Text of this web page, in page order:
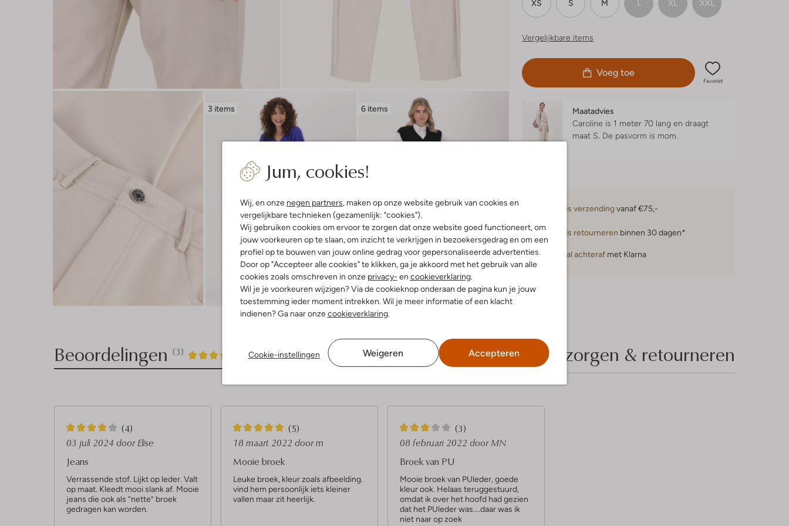
Jum, cookies!
Wij, en onze negen partners, maken op onze website gebruik van cookies en
vergelijkbare technieken (gezamenlijk: "cookies").
Wij gebruiken cookies om ervoor te zorgen dat onze website goed functioneert, om
jouw voorkeuren op te slaan, om inzicht te verkrijgen in bezoekersgedrag en om een
profiel op te bouwen van jouw online gedrag voor gepersonaliseerde advertenties.
Door op "Accepteer alle cookies" te klikken, ga je akkoord met het gebruik van alle
cookies zoals omschreven in onze privacy- en cookieverklaring.
Wil je je voorkeuren wijzigen? Via de cookieknop onderaan de pagina kun je jouw
toestemming ieder moment intrekken. Wil je meer informatie of een klacht
indienen? Ga naar onzecookieverklaring.
Cookie-instellingen Weigeren Accepteren
3 items
Ontdek de look
6 items
Ontdek de look
XS S M L XL XXL
Vergelijkbare items
Voeg toe
Favoriet
Maatadvies
Caroline is 1 meter 70 lang en draagt
maat S. De pasvorm is mom.
Gratis verzendingvanaf €75,-
Gratis retourneren binnen 30 dagen*
Betaal achteraf met Klarna
Product informatie
Beoordelingen (3) 4/5
3
4
Bezorgen & retourneren
4
S
t
e
r
r
(4)
03 juli 2024 door Elise
Jeans
Verrassende stof. Lijkt op leder. Valt
op maat. Kleedt mooi slank af. Mooie
jeans die ook als “nette” broek
gedragen kan worden.
5
S
t
e
r
(5)
18 maart 2022 door m
Mooie broek
Leuke broek, kleur zoals afbeelding.
vind hem persoonlijk iets kleiner
vallen maar zit heerlijk.
3
S
t
e
r
r
(3)
08 februari 2022 door MN
Broek van PU
Mooie broek van PUleder, goede
kleur ook. Helaas teruggestuurd,
omdat ik over het hoofd had gezien
dat het PUleder was….daar was ik
niet naar op zoek